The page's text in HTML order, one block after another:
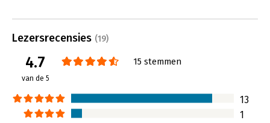
perfectie. 'Egostrippen' deed iets met
Lees verder
Lezersrecensies (19)
4.7
van de 5
15 stemmen
13
1